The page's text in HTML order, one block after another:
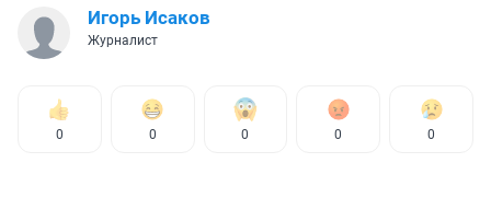
Игорь Исаков
Журналист
0 0 0 0 0